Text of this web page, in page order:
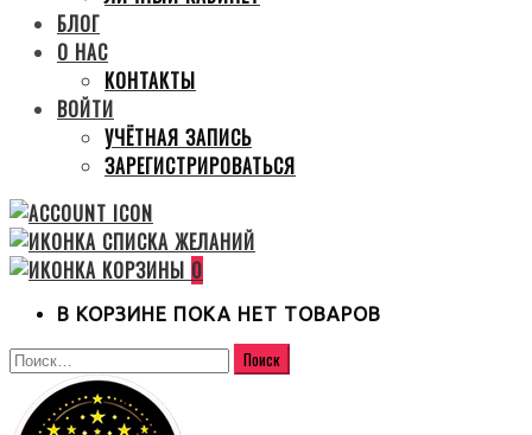
БЛОГ
О НАС
КОНТАКТЫ
ВОЙТИ
УЧЁТНАЯ ЗАПИСЬ
ЗАРЕГИСТРИРОВАТЬСЯ
0
В КОРЗИНЕ ПОКА НЕТ ТОВАРОВ